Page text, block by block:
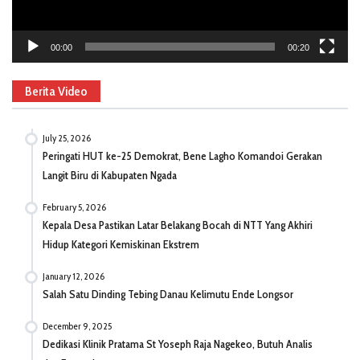
00:00 00:20
Berita Video
July 25, 2026
Peringati HUT ke-25 Demokrat, Bene Lagho Komandoi Gerakan
Langit Biru di Kabupaten Ngada
February 5, 2026
Kepala Desa Pastikan Latar Belakang Bocah di NTT Yang Akhiri
Hidup Kategori Kemiskinan Ekstrem
January 12, 2026
Salah Satu Dinding Tebing Danau Kelimutu Ende Longsor
December 9, 2025
Dedikasi Klinik Pratama St Yoseph Raja Nagekeo, Butuh Analis